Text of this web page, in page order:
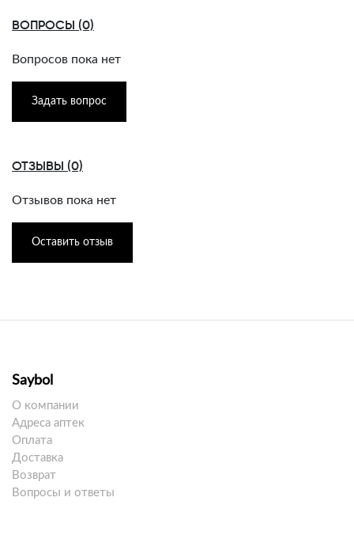
ВОПРОСЫ (0)
Вопросов пока нет
Задать вопрос
ОТЗЫВЫ (0)
Отзывов пока нет
Оставить отзыв
Saybol
О компании
Адреса аптек
Оплата
Доставка
Возврат
Вопросы и ответы